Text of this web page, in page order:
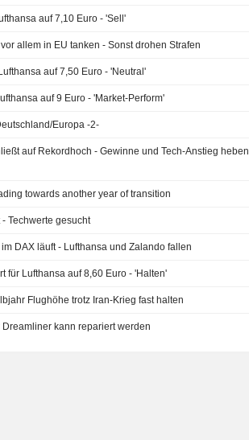
auf 7,10 Euro - 'Sell'
allem in EU tanken - Sonst drohen Strafen
auf 7,50 Euro - 'Neutral'
auf 9 Euro - 'Market-Perform'
Europa -2-
auf Rekordhoch - Gewinne und Tech-Anstieg heben
towards another year of transition
Techwerte gesucht
DAX läuft - Lufthansa und Zalando fallen
für Lufthansa auf 8,60 Euro - 'Halten'
Flughöhe trotz Iran-Krieg fast halten
kann repariert werden